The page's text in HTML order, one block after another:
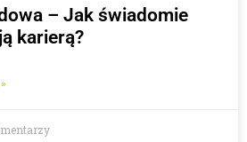
– Jak świadomie
karierą?